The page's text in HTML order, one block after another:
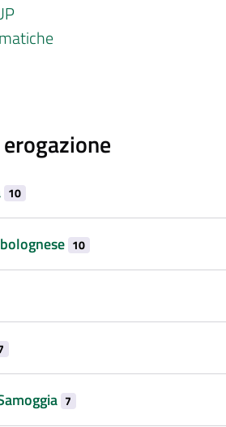
10
10
7